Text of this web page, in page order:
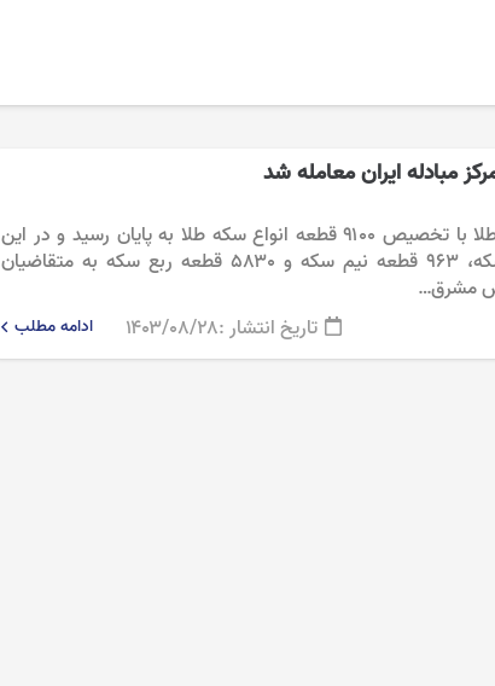
سی وششمین حراج سکه طلا با تخصیص ۹۱۰۰ قطعه انواع سکه طلا به پایان رسید و در این
حراج ۲۳۰۷ قطعه تمام سکه، ۹۶۳ قطعه نیم سکه و ۵۸۳۰ قطعه ربع سکه به متقاضیان
مشرق…
تاریخ انتشار :۱۴۰۳/۰۸/۲۸ ادامه مطلب